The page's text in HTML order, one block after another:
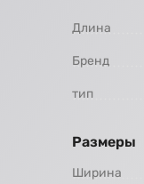
Длина
Бренд
тип
Размеры
Ширина